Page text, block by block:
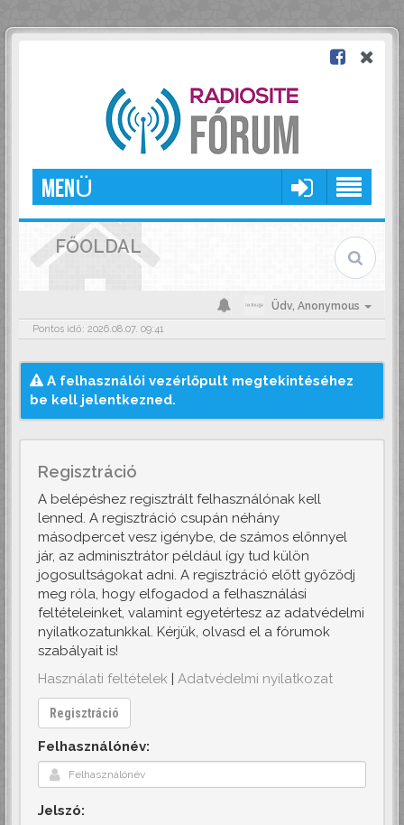
MENÜ
FŐOLDAL
Üdv, Anonymous
Pontos idő: 2026.08.07. 09:41
A felhasználói vezérlőpult megtekintéséhez
be kell jelentkezned.
Regisztráció
A belépéshez regisztrált felhasználónak kell
lenned. A regisztráció csupán néhány
másodpercet vesz igénybe, de számos előnnyel
jár, az adminisztrátor például így tud külön
jogosultságokat adni. A regisztráció előtt győződj
meg róla, hogy elfogadod a felhasználási
feltételeinket, valamint egyetértesz az adatvédelmi
nyilatkozatunkkal. Kérjük, olvasd el a fórumok
szabályait is!
Használati feltételek | Adatvédelmi nyilatkozat
Regisztráció
Felhasználónév:
Jelszó: